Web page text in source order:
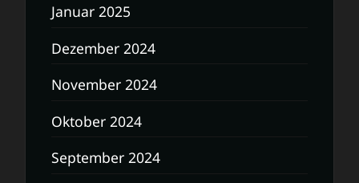
Januar 2025
Dezember 2024
November 2024
Oktober 2024
September 2024